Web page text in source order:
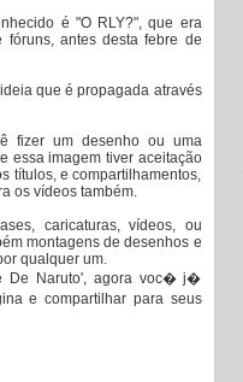
é "O RLY?", que era
fóruns, antes desta febre de
que é propagada através
fizer um desenho ou uma
essa imagem tiver aceitação
títulos, e compartilhamentos,
os vídeos também.
caricaturas, vídeos, ou
montagens de desenhos e
qualquer um.
De Naruto', agora voc� j�
e compartilhar para seus